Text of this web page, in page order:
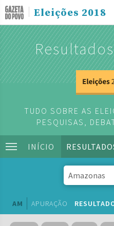
Eleições 2018
TUDO SOBRE AS
PESQUISAS,
INÍCIO
AM APURAÇÃO